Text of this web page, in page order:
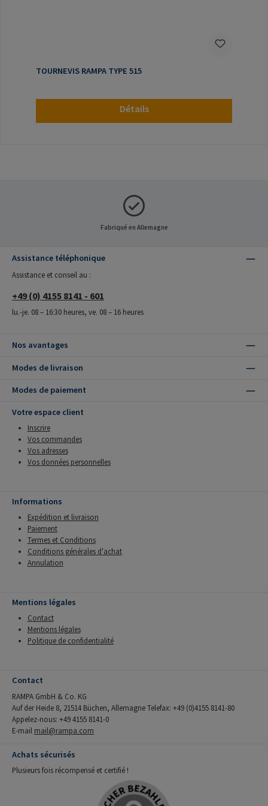
TOURNEVIS RAMPA TYPE 515
Détails
Fabriqué en Allemagne
Assistance téléphonique
Assistance et conseil au :
+49 (0) 4155 8141 - 601
lu.-je. 08 – 16:30 heures, ve. 08 – 16 heures
Nos avantages
Modes de livraison
Modes de paiement
Votre espace client
Inscrire
Vos commandes
Vos adresses
Vos données personnelles
Informations
Expédition et livraison
Paiement
Termes et Conditions
Conditions générales d'achat
Annulation
Mentions légales
Contact
Mentions légales
Politique de confidentialité
Contact
RAMPA GmbH & Co. KG
Auf der Heide 8, 21514 Büchen, Allemagne Telefax: +49 (0)4155 8141-80
Appelez-nous: +49 4155 8141-0
E-mail mail@rampa.com
Achats sécurisés
Plusieurs fois récompensé et certifié !